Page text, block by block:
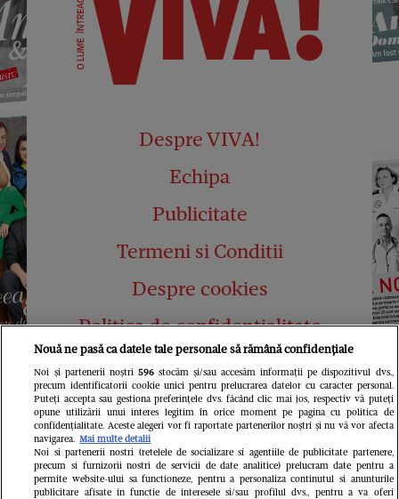
Despre VIVA!
Echipa
Publicitate
Termeni si Conditii
Despre cookies
Politica de confidențialitate
Abonamente
Contact
Nouă ne pasă ca datele tale personale să rămână confidențiale
Noi și partenerii noștri 596stocăm și/sau accesăm informații pe dispozitivul dvs.,
precum identificatorii cookie unici pentru prelucrarea datelor cu caracter personal.
Puteți accepta sau gestiona preferințele dvs. făcând clic mai jos, respectiv vă puteți
opune utilizării unui interes legitim în orice moment pe pagina cu politica de
confidențialitate. Aceste alegeri vor fi raportate partenerilor noștri și nu vă vor afecta
navigarea. Mai multe detalii
Noi si partenerii nostri (retelele de socializare si agentiile de publicitate partenere,
precum si furnizorii nostri de servicii de date analitice) prelucram date pentru a
permite website-ului sa functioneze, pentru a personaliza continutul si anunturile
publicitare afisate in functie de interesele si/sau profilul dvs., pentru a va oferi